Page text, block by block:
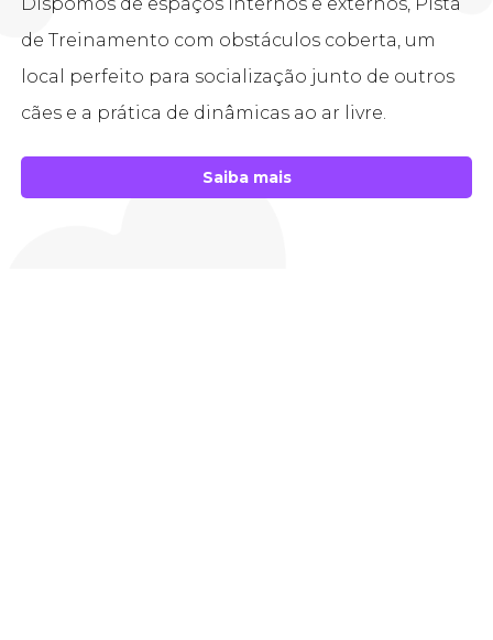
de Treinamento com obstáculos coberta, um
local perfeito para socialização junto de outros
cães e a prática de dinâmicas ao ar livre.
Saiba mais